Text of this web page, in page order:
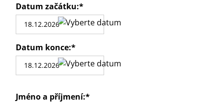
Datum začátku:*
Datum konce:*
Jméno a příjmení:*